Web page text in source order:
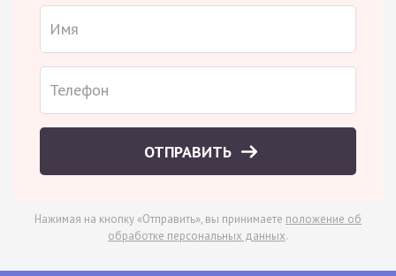
ОТПРАВИТЬ
Нажимая на кнопку «Отправить», вы принимаете положение об
обработке персональных данных.